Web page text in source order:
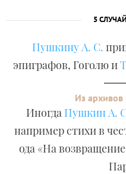
5
Пушкину А. С.
эпиграфов, Гоголю и
Из архивов
Иногда Пушкин А.
например стихи в
ода «На